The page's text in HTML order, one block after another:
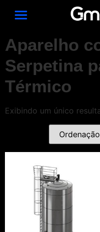
Aparelho
Serpetina
Térmico
Exibindo um único